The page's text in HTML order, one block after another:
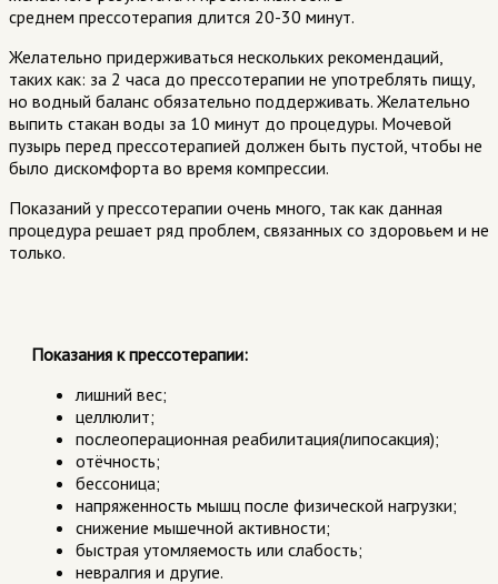
среднем прессотерапия длится 20-30 минут.
Желательно придерживаться нескольких рекомендаций,
таких как: за 2 часа до прессотерапии не употреблять пищу,
но водный баланс обязательно поддерживать. Желательно
выпить стакан воды за 10 минут до процедуры. Мочевой
пузырь перед прессотерапией должен быть пустой, чтобы не
было дискомфорта во время компрессии.
Показаний у прессотерапии очень много, так как данная
процедура решает ряд проблем, связанных со здоровьем и не
только.
Показания к прессотерапии:
лишний вес;
целлюлит;
послеоперационная реабилитация(липосакция);
отёчность;
бессоница;
напряженность мышц после физической нагрузки;
снижение мышечной активности;
быстрая утомляемость или слабость;
невралгия и другие.